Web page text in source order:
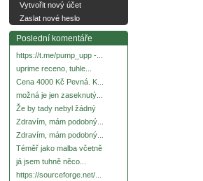
Vytvořit nový účet
Zaslat nové heslo
Poslední komentáře
https://t.me/pump_upp -...
uprime receno, tuhle...
Cena 4000 Kč Pevná. K...
možná je jen zaseknutý...
Že by tady nebyl žádný
Zdravím, mám podobný...
Zdravím, mám podobný...
Téměř jako malba včetně
já jsem tuhně něco...
https://sourceforge.net/...